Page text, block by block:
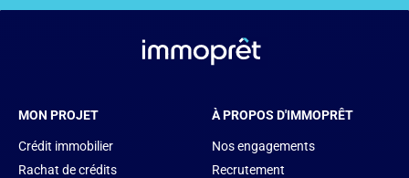
MON PROJET
Crédit immobilier
Rachat de crédits
À PROPOS D'IMMOPRÊT
Nos engagements
Recrutement